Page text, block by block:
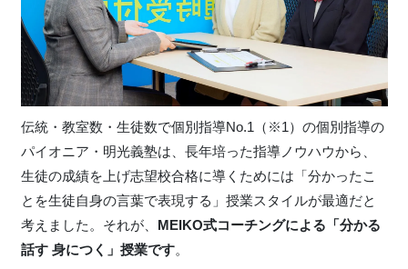
伝統・教室数・生徒数で個別指導No.1（※1）の個別指導の
パイオニア・明光義塾は、長年培った指導ノウハウから、
生徒の成績を上げ志望校合格に導くためには「分かったこ
とを生徒自身の言葉で表現する」授業スタイルが最適だと
考えました。それが、 MEIKO式コーチングによる「分かる
話す 身につく」授業です。